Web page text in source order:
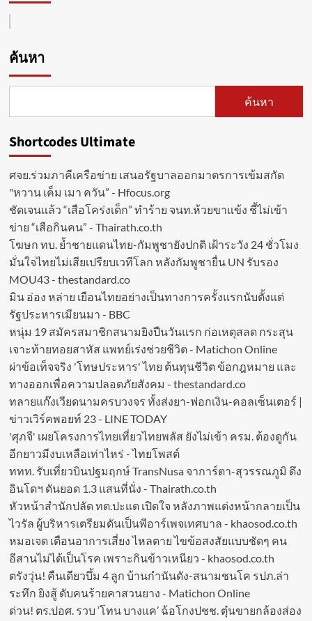
ค้นหา
ค้นหา
Shortcodes Ultimate
ศจย.ร่วมภาคีเครือข่าย เสนอรัฐบาลออกมาตรการเข้มสกัด
"หวาน เค็ม เมา ควัน” - Hfocus.org
ชัดเจนแล้ว “เสือโคร่งเด็ก” ทำร้าย จนท.ห้วยขาแข้ง ชี้ไม่เข้า
ข่าย “เสือกินคน” - Thairath.co.th
โฆษก ทบ. ย้ำชายแดนไทย-กัมพูชายังปกติ เฝ้าระวัง 24 ชั่วโมง
มั่นใจไทยไม่เสียเปรียบเวทีโลก หลังกัมพูชายื่น UN รับรอง
MOU43 - thestandard.co
มิน อ่อง หล่าย เยือนไทยอย่างเป็นทางการครั้งแรกนับตั้งแต่
รัฐประหารเมียนมา - BBC
หนุ่ม 19 สมัครสมาชิกสนามยิงปืนวันแรก ก่อเหตุสลด กระสุน
เจาะท้ายทอยสาหัส แพทย์เร่งช่วยชีวิต - Matichon Online
ผ่าข้อเท็จจริง 'โทษประหาร' ไทย ต้นทุนชีวิต ข้อกฎหมาย และ
ทางออกเพื่อความปลอดภัยสังคม - thestandard.co
ทลายแก๊งเวียดนามครบวงจร ทั้งส่งยา-ฟอกเงิน-คอลเซ็นเตอร์ |
ข่าวเวิร์คพอยท์ 23 - LINE TODAY
'ศุภจี' เผยโครงการไทยเที่ยวไทยพลัส ยังไม่เข้า ครม. ต้องดูกัน
อีกยาวมีงบเหลือเท่าไหร่ - ไทยโพสต์
ททท. รับเที่ยวบินปฐมฤกษ์ TransNusa จาการ์ตา-สุวรรณภูมิ ดึง
อินโดฯ ดันยอด 1.3 แสนที่นั่ง - Thairath.co.th
หัวหน้าสำนักปลัด ทต.ปะแต เปิดใจ หลังภาพแต่งหน้ากลายเป็น
ไวรัล ผู้บริหารเตรียมดันเป็นพีอาร์เพจเทศบาล - khaosod.co.th
หมอเจด เตือนอาการเสี่ยง ไหลตาย ไขข้อสงสัยแบบชัดๆ คน
อีสานไม่ได้เป็นโรค เพราะกินข้าวเหนียว - khaosod.co.th
ตรังวุ่น! คืนเดียวบึ้ม 4 ลูก บ้านกำนันดัง-สนามชนโค รปภ.ล่า
ระทึก ยิงสู้ ดับคนร้ายคาสวนยาง - Matichon Online
ด่วน! ตร.ปอศ. รวบ ‘โทน บางแค’ ฉ้อโกงปชช. ตุ๋นขายกล้องส่อง